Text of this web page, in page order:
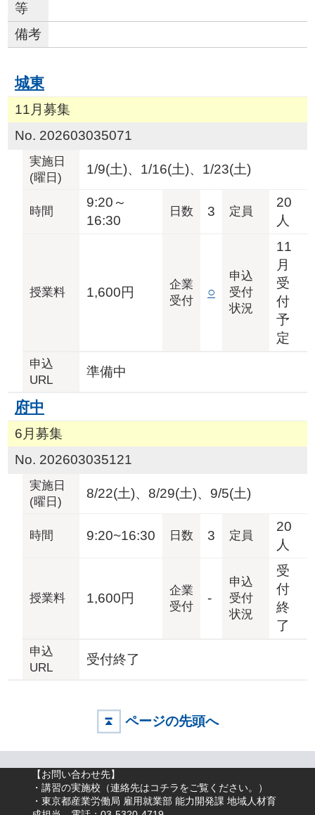
等
備考
城東
11月募集
No. 202603035071
実施日
(曜日)
1/9(土)、1/16(土)、1/23(土)
時間
9:20～
16:30
日数 3 定員
20
人
授業料 1,600円
企業
受付
○
申込
受付
状況
11
月
受
付
予
定
申込
URL
準備中
府中
6月募集
No. 202603035121
実施日
(曜日)
8/22(土)、8/29(土)、9/5(土)
時間 9:20~16:30 日数 3 定員
20
人
授業料 1,600円
企業
受付
-
申込
受付
状況
受
付
終
了
申込
URL
受付終了
ページの先頭へ
【お問い合わせ先】
・講習の実施校（連絡先はコチラをご覧ください。
）
・東京都産業労働局 雇用就業部 能力開発課 地域人材育